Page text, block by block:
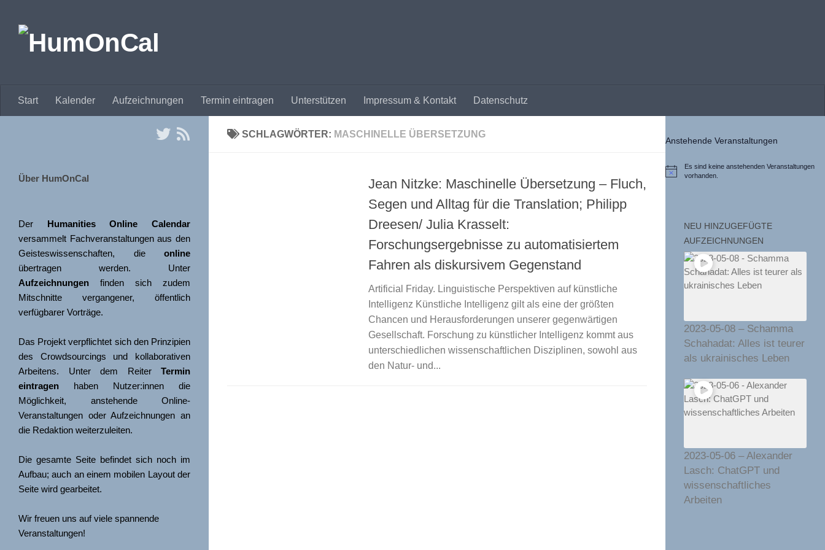
Start Kalender Aufzeichnungen Termin eintragen Unterstützen Impressum & Kontakt Datenschutz
SCHLAGWÖRTER: MASCHINELLE ÜBERSETZUNG
Jean Nitzke: Maschinelle Übersetzung – Fluch,
Segen und Alltag für die Translation; Philipp
Dreesen/ Julia Krasselt:
Forschungsergebnisse zu automatisiertem
Fahren als diskursivem Gegenstand
Artificial Friday. Linguistische Perspektiven auf künstliche
Intelligenz Künstliche Intelligenz gilt als eine der größten
Chancen und Herausforderungen unserer gegenwärtigen
Gesellschaft. Forschung zu künstlicher Intelligenz kommt aus
unterschiedlichen wissenschaftlichen Disziplinen, sowohl aus
den Natur- und...
Über HumOnCal
Der
versammelt Fachveranstaltungen aus den
Geisteswissenschaften, die online
Aufzeichnungen finden sich zudem
Mitschnitte vergangener, öffentlich
Das Projekt verpflichtet sich den Prinzipien
des Crowdsourcings und kollaborativen
Arbeitens. Unter dem Reiter Termin
eintragen haben Nutzer:innen die
Möglichkeit, anstehende Online-
Veranstaltungen oder Aufzeichnungen an
die Redaktion weiterzuleiten.
Die gesamte Seite befindet sich noch im
Aufbau; auch an einem mobilen Layout der
Wir freuen uns auf viele spannende
Veranstaltungen!
Anstehende Veranstaltungen
Hinweis
Es sind keine anstehenden Veranstaltungen
vorhanden.
NEU HINZUGEFÜGTE
AUFZEICHNUNGEN
2023-05-08 – Schamma
Schahadat: Alles ist teurer
als ukrainisches Leben
2023-05-06 – Alexander
Lasch: ChatGPT und
wissenschaftliches
Arbeiten